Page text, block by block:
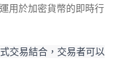
用於加密貨幣的即時行
交易結合，交易者可以